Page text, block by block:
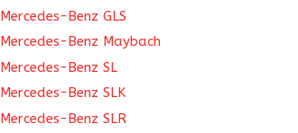
Mercedes-Benz GLS
Mercedes-Benz Maybach
Mercedes-Benz SL
Mercedes-Benz SLK
Mercedes-Benz SLR